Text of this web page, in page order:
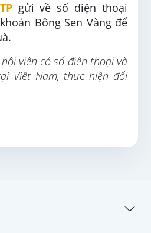
gửi về số điện thoại
Bông Sen Vàng để
viên có số điện thoại và
Việt Nam, thực hiện đổi